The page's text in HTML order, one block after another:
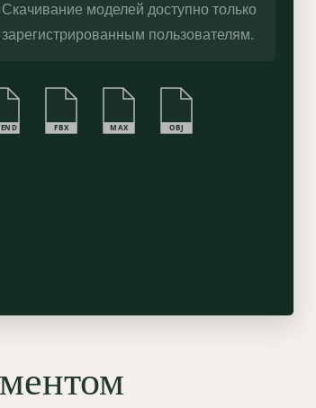
Скачивание моделей доступно только
зарегистрированным пользователям.
FBX MAX OBJ